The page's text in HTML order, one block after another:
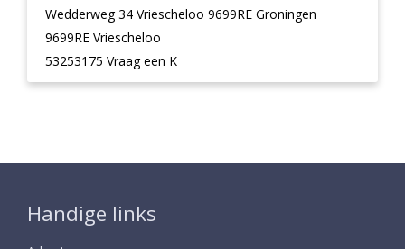
Wedderweg 34 Vriescheloo 9699RE Groningen
9699RE Vriescheloo
53253175 Vraag een K
Handige links